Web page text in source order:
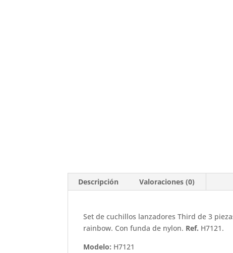
Descripción Valoraciones (0)
Set de cuchillos lanzadores Third de 3
rainbow. Con funda de nylon. Ref. H7121.
Modelo: H7121